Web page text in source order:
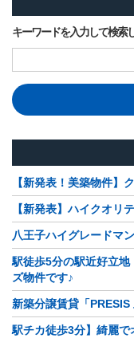
キーワードを入力して検索
【新発表！美築物件】
【新発表】ハイクオリ
八王子ハイグレードマ
駅徒歩5分の駅近好立
ズ物件です♪
新築分譲賃貸「PRESIS
駅チカ徒歩3分】綺麗